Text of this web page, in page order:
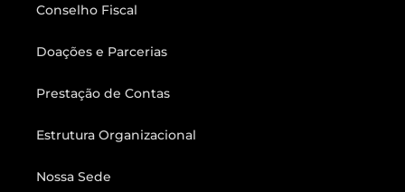
Conselho Fiscal
Doações e Parcerias
Prestação de Contas
Estrutura Organizacional
Nossa Sede